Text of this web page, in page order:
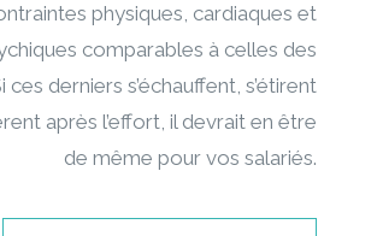
physiques, cardiaques et
comparables à celles des
ces derniers s’échauffent, s’étirent
après l’effort, il devrait en être
de même pour vos salariés.